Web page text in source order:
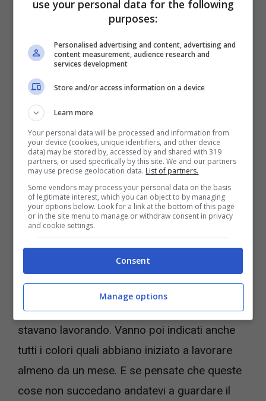
nuova versione.
Crediti nei videogiochi, nuove regole approvate –
Videogiochi.com
Un altro elemento che viene sottolineato é che
i developer singoli membri dei team vanno
indicati
anche se cambiano team di sviluppo
prima dell’uscita ufficiale del gioco su cui
stavano lavorando. Vanno poi indicati anche
tutti i colori quali abbiano iniziato a lavorare
almeno da un mese. E se pensate che queste
cose non succedano andatevi a guardare il
use your personal data for the following
purposes:
Personalised advertising and content, advertising and
content measurement, audience research and
services development
Store and/or access information on a device
Learn more
Your personal data will be processed and information from
your device (cookies, unique identifiers, and other device
data) may be stored by, accessed by and shared with 319
partners, or used specifically by this site. We and our partners
may use precise geolocation data. List of partners.
Some vendors may process your personal data on the basis
of legitimate interest, which you can object to by managing
your options below. Look for a link at the bottom of this page
or in the site menu to manage or withdraw consent in privacy
and cookie settings.
Consent
Manage options